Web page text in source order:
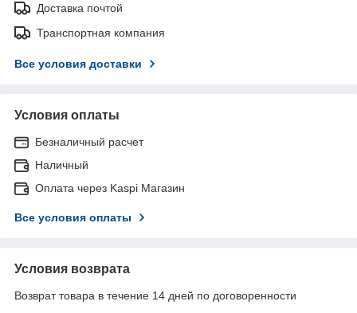
Доставка почтой
Транспортная компания
Все условия доставки
Условия оплаты
Безналичный расчет
Наличный
Оплата через Kaspi Магазин
Все условия оплаты
Условия возврата
Возврат товара в течение 14 дней по договоренности